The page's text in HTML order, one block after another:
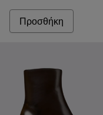
Προσθήκη